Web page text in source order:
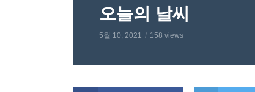
오늘의 날씨
5월 10, 2021 158 views